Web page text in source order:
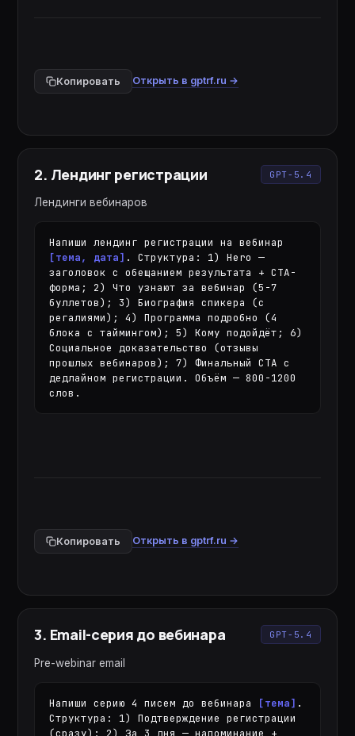
Копировать Открыть в gptrf.ru →
2. Лендинг регистрации GPT-5.4
Лендинги вебинаров
[тема, дата] . Структура: 1) Hero —
заголовок с обещанием результата + CTA-
форма; 2) Что узнают за вебинар (5-7
буллетов); 3) Биография спикера (с
регалиями); 4) Программа подробно (4
блока с таймингом); 5) Кому подойдёт; 6)
Социальное доказательство (отзывы
прошлых вебинаров); 7) Финальный CTA с
дедлайном регистрации. Объём — 800-1200
слов.
Копировать Открыть в gptrf.ru →
3. Email-серия до вебинара GPT-5.4
Pre-webinar email
Напиши серию 4 писем до вебинара [тема] .
Структура: 1) Подтверждение регистрации
(сразу); 2) За 3 дня — напоминание +